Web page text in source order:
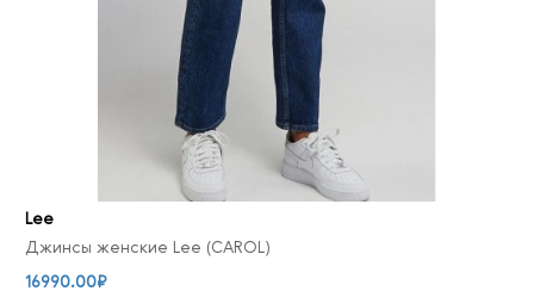
Lee
Джинсы женские Lee (CAROL)
16990.00₽